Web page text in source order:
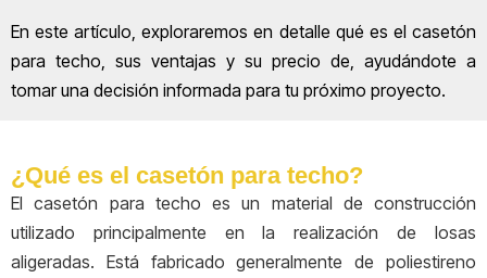
En este artículo, exploraremos en detalle qué es el casetón
para techo, sus ventajas y su precio de, ayudándote a
tomar una decisión informada para tu próximo proyecto.
¿Qué es el casetón para techo?
El casetón para techo es un material de construcción
utilizado principalmente en la realización de losas
aligeradas. Está fabricado generalmente de poliestireno